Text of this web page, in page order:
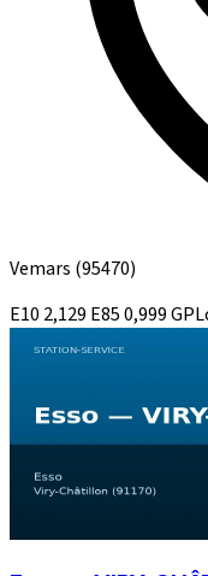
Vemars (95470)
E10 2,129 E850,999